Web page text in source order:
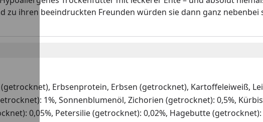
ihren beeindruckten Freunden würden sie dann ganz nebenbei
Erbsenprotein, Erbsen (getrocknet), Kartoffeleiweiß,
1%, Sonnenblumenöl, Zichorien (getrocknet): 0,5%,
0,05%, Petersilie (getrocknet): 0,02%, Hagebutte (getrocknet):